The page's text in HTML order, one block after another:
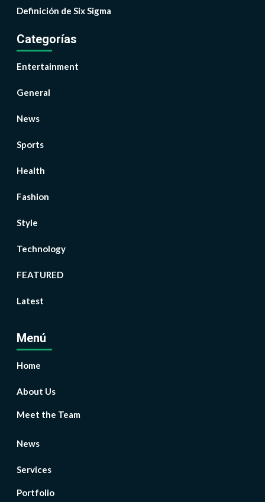
Definición de Six Sigma
Categorías
Entertainment
General
News
Sports
Health
Fashion
Style
Technology
FEATURED
Latest
Menú
Home
About Us
Meet the Team
News
Services
Portfolio